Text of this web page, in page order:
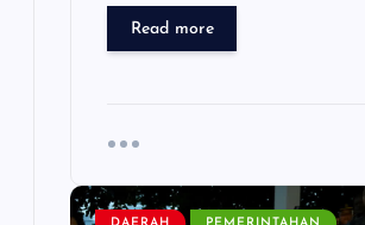
Read more